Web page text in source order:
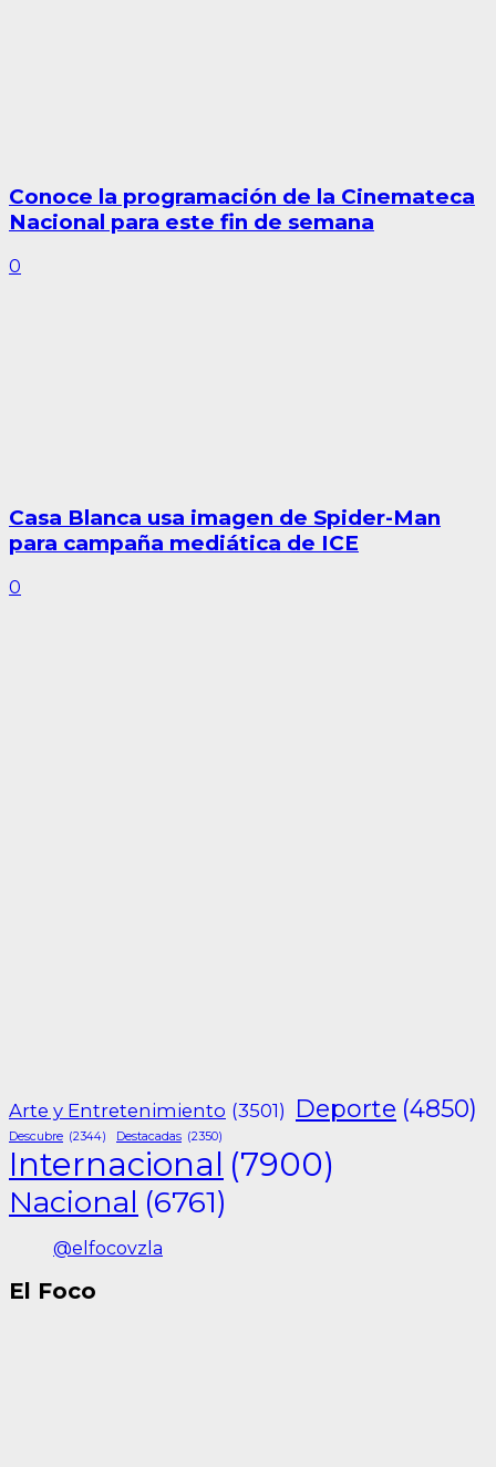
Conoce la programación de la Cinemateca
Nacional para este fin de semana
0
Casa Blanca usa imagen de Spider-Man
para campaña mediática de ICE
0
Arte y Entretenimiento (3501) Deporte (4850)
Descubre (2344) Destacadas (2350)
Internacional (7900)
Nacional (6761)
@elfocovzla
El Foco